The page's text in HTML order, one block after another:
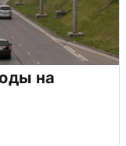
на